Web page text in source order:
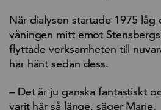
När dialysen startade 1975 låg
våningen mitt emot
flyttade verksamheten till
har hänt sedan dess.
– Det är ju ganska fantastiskt
varit här så länge, säger Marie.